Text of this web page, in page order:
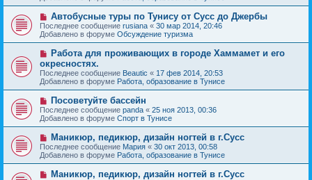
е
щ
н
и
е
о
с
о
о
б
щ
е
н
и
е
Н
о
в
о
е
с
о
о
б
щ
е
н
и
е
Автобусные туры по Тунису от Сусс до Джербы
Последнее сообщение rusiana « 30 мар 2014, 20:46
Добавлено в форуме Обсуждение туризма
Н
в
о
е
с
о
б
щ
е
н
и
е
Работа для проживающих в городе Хаммамет и его
окресностях.
Последнее сообщение Beautic « 17 фев 2014, 20:53
Добавлено в форуме Работа, образование в Тунисе
Н
о
в
о
е
с
о
о
б
щ
Посоветуйте бассейн
Последнее сообщение panda « 25 ноя 2013, 00:36
Добавлено в форуме Спорт в Тунисе
Н
о
в
о
е
с
Маникюр, педикюр, дизайн ногтей в г.Сусс
Последнее сообщение Мария « 30 окт 2013, 00:58
Добавлено в форуме Работа, образование в Тунисе
НМаникюр, педикюр, дизайн ногтей в г.Сусс